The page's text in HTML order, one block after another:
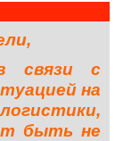
связи с
на
быть не